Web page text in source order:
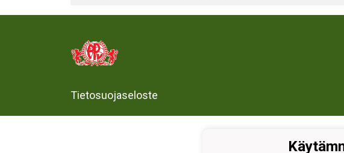
Tietosuojaseloste